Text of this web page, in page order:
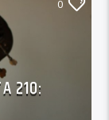
0
210: